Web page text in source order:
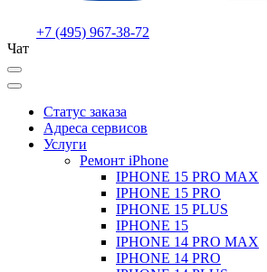
+7 (495) 967-38-72
Чат
Статус заказа
Адреса сервисов
Услуги
Ремонт iPhone
IPHONE 15 PRO MAX
IPHONE 15 PRO
IPHONE 15 PLUS
IPHONE 15
IPHONE 14 PRO MAX
IPHONE 14 PRO